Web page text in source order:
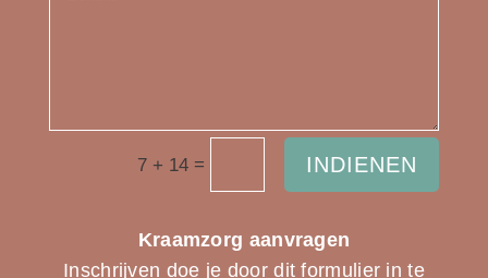
7 + 14 = INDIENEN
Kraamzorg aanvragen
Inschrijven doe je door dit formulier in te